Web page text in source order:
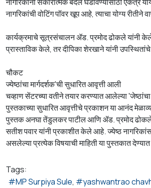
नागरिकांची वोटिंग पॉवर खूप आहे, त्याचा योग्य रीतीने
कार्यक्रमाचे सूत्रसंचालन ॲड. प्रमोद ढोकले यांनी
प्रास्ताविक केले, तर दीपिका शेरखाने यांनी
चौकट
ज्येष्ठांचा मार्गदर्शक'ची सुधारित आवृत्ती आली
चव्हाण सेंटरच्या वतीने तयार करण्यात आलेल्या
पुस्तकाच्या सुधारित आवृत्तीचे प्रकाशन या आनंद
पुस्तक अनघा तेंडुलकर पाटील आणि ॲड. प्रमोद
सतीश पवार यांनी प्रकाशीत केले आहे. ज्येष्ठ
असलेल्या प्रत्येक विषयाची माहिती या पुस्तकात
Tags:
MP Surpiya Sule
yashwantrao